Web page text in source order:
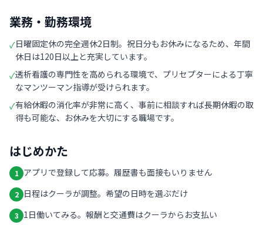
業務・勤務環境
✓日曜固定休の完全週休2日制。祝日分もお休みになるため、年間
休日は120日以上と充実しています。
✓透析看護の専門性を高められる環境で、プリセプターによる丁寧
なマンツーマン指導が受けられます。
✓有給休暇の消化率が非常に高く、事前に相談すれば長期休暇の取
得も可能な、お休みを大切にする職場です。
はじめかた
1 アプリで登録して応募。履歴書も面接もいりません
2 日程はクーラが調整。希望の日時を選ぶだけ
3 1日働いてみる。報酬と交通費はクーラからお支払い